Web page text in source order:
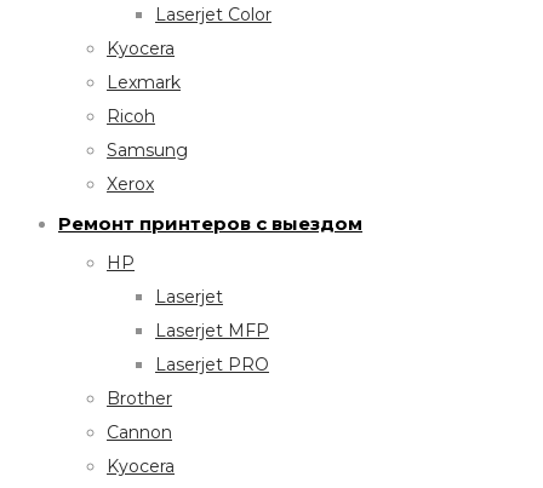
Laserjet Color
Kyocera
Lexmark
Ricoh
Samsung
Xerox
Ремонт принтеров с выездом
HP
Laserjet
Laserjet MFP
Laserjet PRO
Brother
Cannon
Kyocera